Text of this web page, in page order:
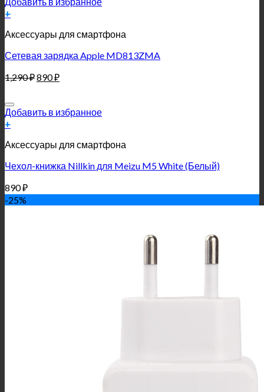
+
Аксессуары для смартфона
Сетевая зарядка Apple MD813ZMA
1,290₽890₽
Добавить в избранное
+
Аксессуары для смартфона
Чехол-книжка Nillkin для Meizu M5 White (Белый)
890₽
-25%